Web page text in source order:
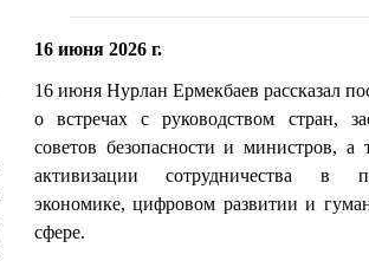
16 июня 2026 г.
16 июня Нурлан Ермекбаев рассказал
о встречах с руководством стран,
советов безопасности и министров, а
активизации сотрудничества в
экономике, цифровом развитии и
сфере.